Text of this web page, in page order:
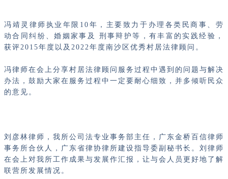
冯靖灵律师执业年限10年，主要致力于办理各类民商事、劳
动合同纠纷、婚姻家事及 刑事辩护等，有丰富的实践经验，
获评2015年度以及2022年度南沙区优秀村居法律顾问。
冯律师在会上分享村居法律顾问服务过程中遇到的问题与解决
办法，鼓励大家在服务过程中一定要耐心细致，并多倾听民众
的意见。
刘彦林律师，我所公司法专业事务部主任，广东金桥百信律师
事务所合伙人，广东省律协律所建设指导委副秘书长。刘律师
在会上对我所工作成果与发展作汇报，让与会人员更好地了解
联营所发展情况。